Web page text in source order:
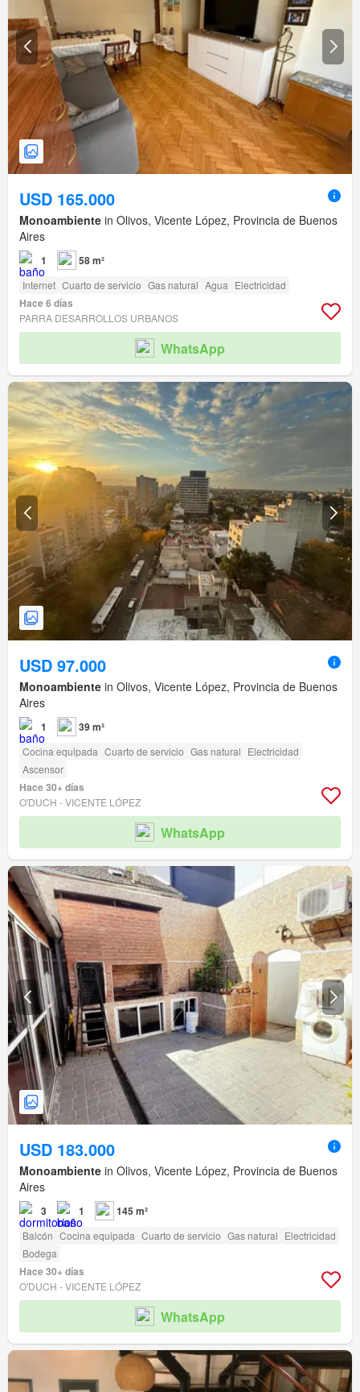
USD 165.000
Monoambiente in Olivos, Vicente López, Provincia de Buenos
Aires
1 58 m²
Internet Cuarto de servicio Gas natural Agua Electricidad
Hace 6 días
PARRA DESARROLLOS URBANOS
WhatsApp
USD 97.000
Monoambiente in Olivos, Vicente López, Provincia de Buenos
Aires
1 39 m²
Cocina equipada Cuarto de servicio Gas natural Electricidad
Ascensor
Hace 30+ días
O'DUCH - VICENTE LÓPEZ
WhatsApp
USD 183.000
Monoambiente in Olivos, Vicente López, Provincia de Buenos
Aires
3 1 145 m²
Balcón Cocina equipada Cuarto de servicio Gas natural Electricidad
Bodega
Hace 30+ días
O'DUCH - VICENTE LÓPEZ
WhatsApp